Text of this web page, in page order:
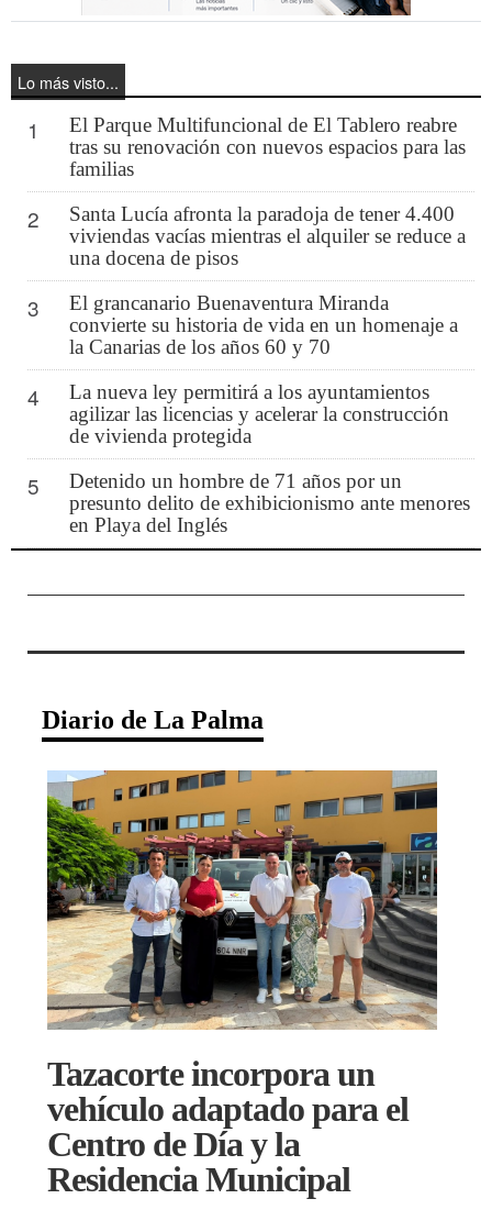
Lo más visto...
1
El Parque Multifuncional de El Tablero reabre
tras su renovación con nuevos espacios para las
familias
2
Santa Lucía afronta la paradoja de tener 4.400
viviendas vacías mientras el alquiler se reduce a
una docena de pisos
3
El grancanario Buenaventura Miranda
convierte su historia de vida en un homenaje a
la Canarias de los años 60 y 70
4
La nueva ley permitirá a los ayuntamientos
agilizar las licencias y acelerar la construcción
de vivienda protegida
5
Detenido un hombre de 71 años por un
presunto delito de exhibicionismo ante menores
en Playa del Inglés
Diario de La Palma
Tazacorte incorpora un
vehículo adaptado para el
Centro de Día y la
Residencia Municipal